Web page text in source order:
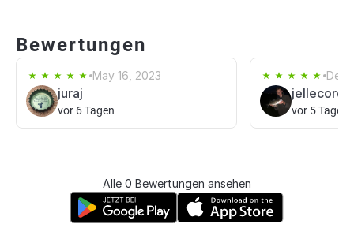
Bewertungen
May 16, 2023
juraj
vor 6 Tagen
Dec
vor 5 Tagen
Alle 0 Bewertungen ansehen